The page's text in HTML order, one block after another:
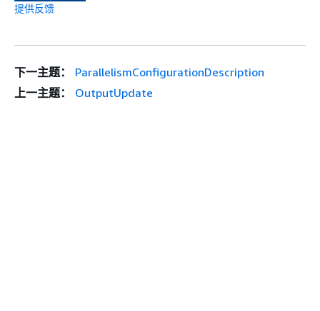
提供反馈
下一主题：
ParallelismConfigurationDescription
上一主题：
OutputUpdate